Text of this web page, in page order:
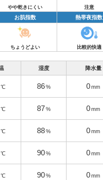
やや乾きにくい 注意
お肌指数 熱帯夜指数
ちょうどよい 比較的快適
湿度 降水量
℃ 86% 0mm
℃ 87% 0mm
℃ 88% 0mm
℃ 90% 0mm
℃ 90% 0mm